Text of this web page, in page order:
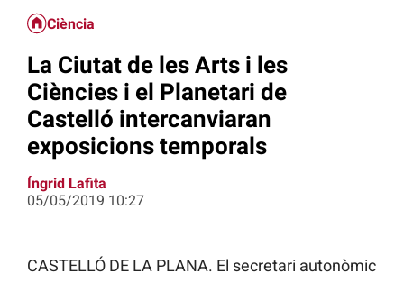
Ciència
La Ciutat de les Arts i les
Ciències i el Planetari de
Castelló intercanviaran
exposicions temporals
Íngrid Lafita
05/05/2019 10:27
CASTELLÓ DE LA PLANA. El secretari autonòmic